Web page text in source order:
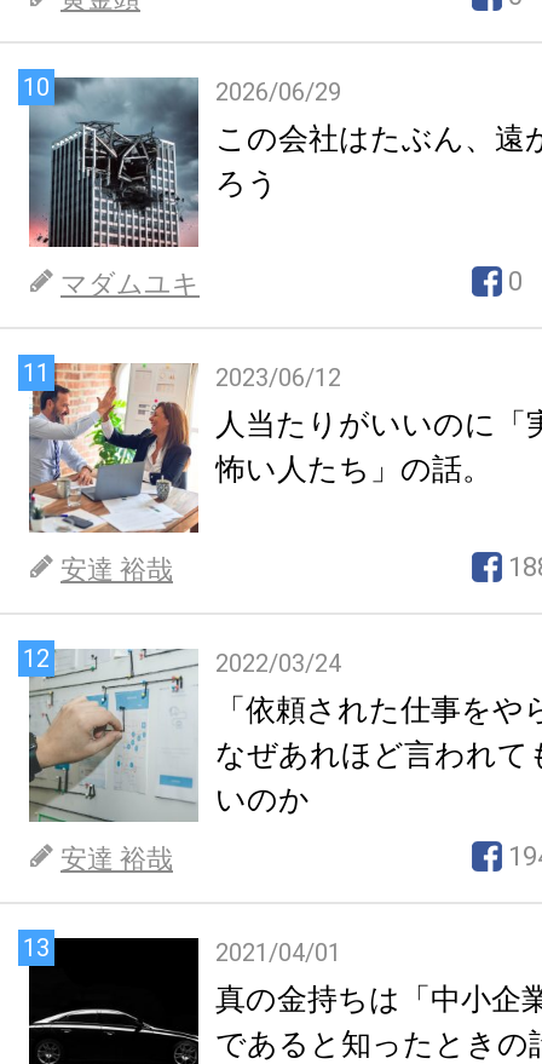
10 2026/06/29
この会社はたぶん、遠
ろう
マダムユキ 0
11 2023/06/12
人当たりがいいのに「
怖い人たち」の話。
安達 裕哉
12 2022/03/24
「依頼された仕事を
なぜあれほど言われて
いのか
安達 裕哉
13 2021/04/01
真の金持ちは「中小企
であると知ったときの